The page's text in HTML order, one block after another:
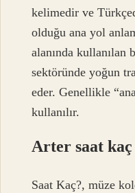
kelimedir ve
olduğu ana yol
alanında
sektöründe yoğun
eder. Genellikle
kullanılır.
Arter saat kaç
Saat Kaç?, müze